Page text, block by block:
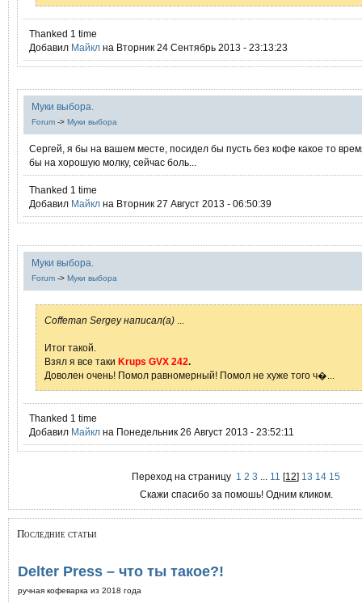
Thanked 1 time
Добавил Mайкл на Вторник 24 Сентябрь 2013 - 23:13:23
Муки выбора.
Forum -> Муки выбора
Сергей, я бы на вашем месте, посидел бы пусть без кофе какое то
бы на хорошую молку, сейчас боль...
Thanked 1 time
Добавил Mайкл на Вторник 27 Август 2013 - 06:50:39
Муки выбора.
Forum -> Муки выбора
Coffeman Sergey написал(а)
Итог такой.
Взял я все таки Krups GVX 242.
Доволен очень! Помол равномерный! Помол не хуже того ч�...
Thanked 1 time
Добавил Mайкл на Понедельник 26 Август 2013 - 23:52:11
Переход на страницу 1 2 3 11 [12] 13 14 15
Скажи спасибо за помошь! Одним кликом.
Последние статьи
Delter Press – что ты такое?!
ручная кофеварка из 2018 года